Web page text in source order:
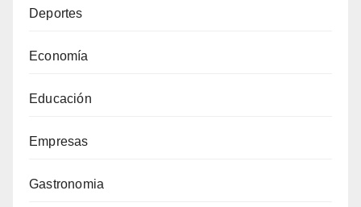
Deportes
Economía
Educación
Empresas
Gastronomia